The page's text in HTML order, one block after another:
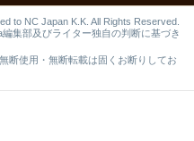
to NC Japan K.K. All Rights Reserved.
集部及びライター独自の判断に基づき
断使用・無断転載は固くお断りしてお